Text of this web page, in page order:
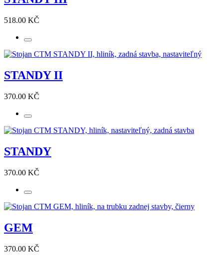
518.00 KČ
STANDY II
370.00 KČ
STANDY
370.00 KČ
GEM
370.00 KČ